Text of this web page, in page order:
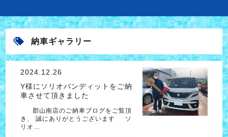
納車ギャラリー
2024.12.26
Y様にソリオバンディットをご納
車させて頂きました
郡山南店のご納車ブログをご覧頂
き、 誠にありがとうございます ソ
リオ…